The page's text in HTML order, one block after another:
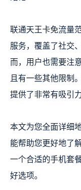
联通天王卡免流量
服务，覆盖了社交
而，用户也需要注
且有一些其他限制
提供了非常有吸引
本文为您全面详细
能帮助您更好地了
一个合适的手机套
好选项。